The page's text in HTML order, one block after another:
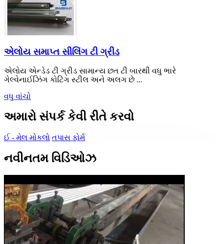
એલોય સમાપ્ત સીલિંગ ટી ગ્રીડ
એલોય એન્ડેડ ટી ગ્રીડ સામાન્ય છત ટી બારથી વધુ ભારે
ગેલ્વેનાઈઝિંગ કોટિંગ સ્ટીલ અને અલગ છે ...
વધુ વાંચો
અમારો સંપર્ક કેવી રીતે કરવો
ઈ - મેલ મોકલો તપાસ ફોર્મ
નવીનતમ વિડિઓઝ